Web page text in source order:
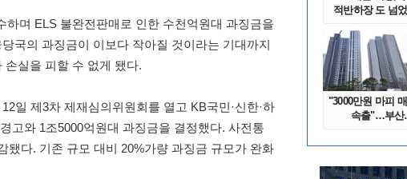
하며 ELS 불완전판매로 인한 수천억원대 과징금을
국의 과징금이 이보다 작아질 것이라는 기대까지
손실을 피할 수 없게 됐다.
일 제3차 제재심의위원회를 열고 KB국민·신한·하
고와 1조5000억원대 과징금을 결정했다. 사전통
됐다. 기존 규모 대비 20%가량 과징금 규모가 완화
적반하장 도 넘
"3000만원 마피
속출"…부산